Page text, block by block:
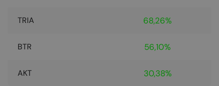
TRIA 68,26%
BTR 56,10%
AKT 30,38%